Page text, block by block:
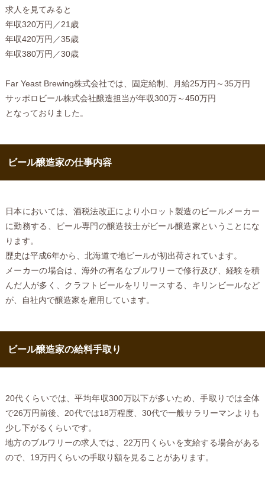
求人を見てみると
年収320万円／21歳
年収420万円／35歳
年収380万円／30歳
Far Yeast Brewing株式会社では、固定給制、月給25万円～35万円
サッポロビール株式会社醸造担当が年収300万～450万円
となっておりました。
ビール醸造家の仕事内容
日本においては、酒税法改正により小ロット製造のビールメーカー
に勤務する、ビール専門の醸造技士がビール醸造家ということにな
ります。
歴史は平成6年から、北海道で地ビールが初出荷されています。
メーカーの場合は、海外の有名なブルワリーで修行及び、経験を積
んだ人が多く、クラフトビールをリリースする、キリンビールなど
が、自社内で醸造家を雇用しています。
ビール醸造家の給料手取り
20代くらいでは、平均年収300万以下が多いため、手取りでは全体
で26万円前後、20代では18万程度、30代で一般サラリーマンよりも
少し下がるくらいです。
地方のブルワリーの求人では、22万円くらいを支給する場合がある
ので、19万円くらいの手取り額を見ることがあります。